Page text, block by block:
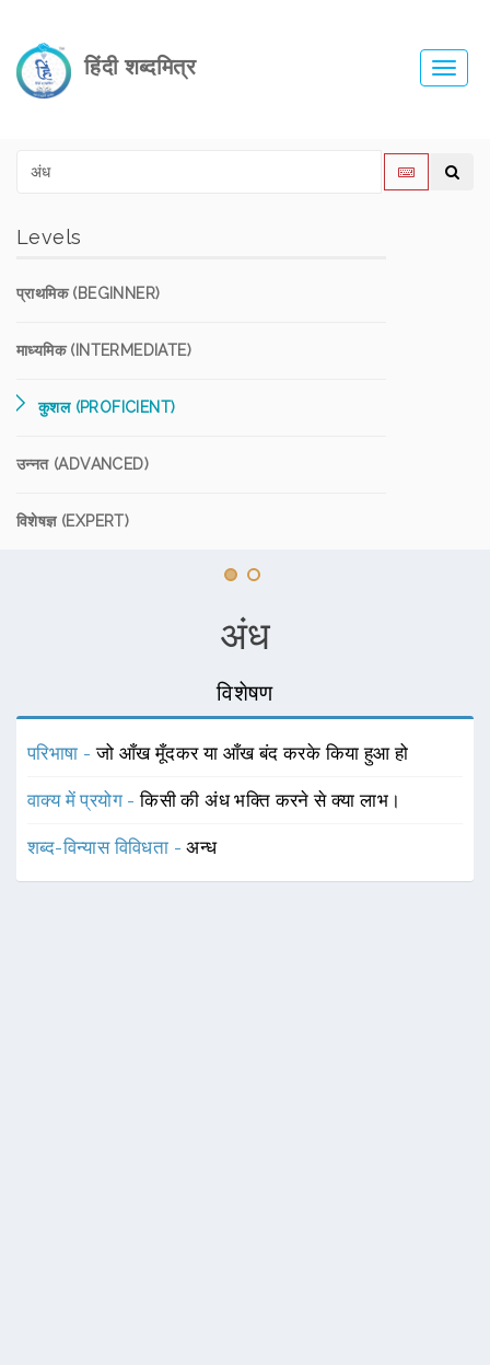
हिंदी शब्दमित्र
Levels
प्राथमिक (BEGINNER)
माध्यमिक (INTERMEDIATE)
कुशल (PROFICIENT)
उन्नत (ADVANCED)
विशेषज्ञ (EXPERT)
अंध
विशेषण
परिभाषा -जो आँख मूँदकर या आँख बंद करके किया हुआ हो
वाक्य में प्रयोग -किसी की अंध भक्ति करने से क्या लाभ।
शब्द-विन्यास विविधता -अन्ध